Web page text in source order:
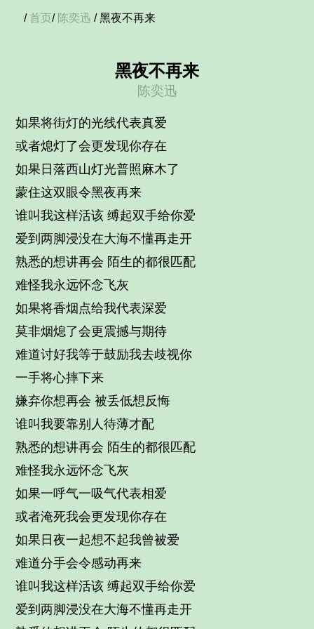
/首页/ 陈奕迅 / 黑夜不再来
黑夜不再来
陈奕迅
如果将街灯的光线代表真爱
或者熄灯了会更发现你存在
如果日落西山灯光普照麻木了
蒙住这双眼令黑夜再来
谁叫我这样活该 缚起双手给你爱
爱到两脚浸没在大海不懂再走开
熟悉的想讲再会 陌生的都很匹配
难怪我永远怀念飞灰
如果将香烟点给我代表深爱
莫非烟熄了会更震撼与期待
难道讨好我等于鼓励我去歧视你
一手将心摔下来
嫌弃你想再会 被丢低想反悔
谁叫我要靠别人待薄才配
熟悉的想讲再会 陌生的都很匹配
难怪我永远怀念飞灰
如果一呼气一吸气代表相爱
或者淹死我会更发现你存在
如果日夜一起想不起我曾被爱
难道分手会令感动再来
谁叫我这样活该 缚起双手给你爱
爱到两脚浸没在大海不懂再走开